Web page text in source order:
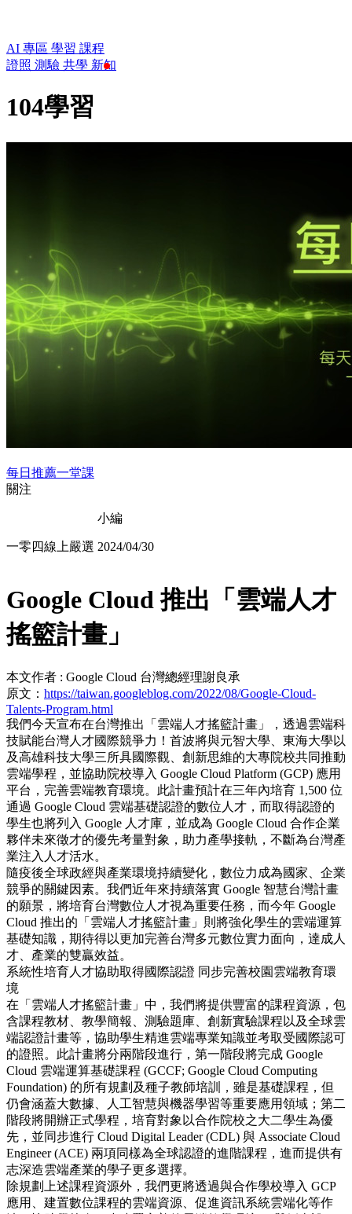
AI 專區 學習 課程
證照 測驗 共學 新知
104學習
每日推薦一堂課
關注
一零四線上嚴選
小編
2024/04/30
Google Cloud 推出「雲端人才
搖籃計畫」
本文作者 : Google Cloud 台灣總經理謝良承
原文： https://taiwan.googleblog.com/2022/08/Google-Cloud-
Talents-Program.html
我們今天宣布在台灣推出「雲端人才搖籃計畫」，透過雲端科
技賦能台灣人才國際競爭力！首波將與元智大學、東海大學以
及高雄科技大學三所具國際觀、創新思維的大專院校共同推動
雲端學程，並協助院校導入 Google Cloud Platform (GCP) 應用
平台，完善雲端教育環境。此計畫預計在三年內培育 1,500 位
通過 Google Cloud 雲端基礎認證的數位人才，而取得認證的
學生也將列入 Google 人才庫，並成為 Google Cloud 合作企業
夥伴未來徵才的優先考量對象，助力產學接軌，不斷為台灣產
業注入人才活水。
隨疫後全球政經與產業環境持續變化，數位力成為國家、企業
競爭的關鍵因素。我們近年來持續落實 Google 智慧台灣計畫
的願景，將培育台灣數位人才視為重要任務，而今年 Google
Cloud 推出的「雲端人才搖籃計畫」則將強化學生的雲端運算
基礎知識，期待得以更加完善台灣多元數位實力面向，達成人
才、產業的雙贏效益。
系統性培育人才協助取得國際認證 同步完善校園雲端教育環
境
在「雲端人才搖籃計畫」中，我們將提供豐富的課程資源，包
含課程教材、教學簡報、測驗題庫、創新實驗課程以及全球雲
端認證計畫等，協助學生精進雲端專業知識並考取受國際認可
的證照。此計畫將分兩階段進行，第一階段將完成 Google
Cloud 雲端運算基礎課程 (GCCF; Google Cloud Computing
Foundation) 的所有規劃及種子教師培訓，雖是基礎課程，但
仍會涵蓋大數據、人工智慧與機器學習等重要應用領域；第二
階段將開辦正式學程，培育對象以合作院校之大二學生為優
先，並同步進行 Cloud Digital Leader (CDL) 與 Associate Cloud
Engineer (ACE) 兩項同樣為全球認證的進階課程，進而提供有
志深造雲端產業的學子更多選擇。
除規劃上述課程資源外，我們更將透過與合作學校導入 GCP
應用、建置數位課程的雲端資源、促進資訊系統雲端化等作